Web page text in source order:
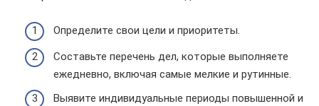
Определите свои цели и приоритеты.
Составьте перечень дел, которые выполняете
ежедневно, включая самые мелкие и рутинные.
Выявите индивидуальные периоды повышенной и